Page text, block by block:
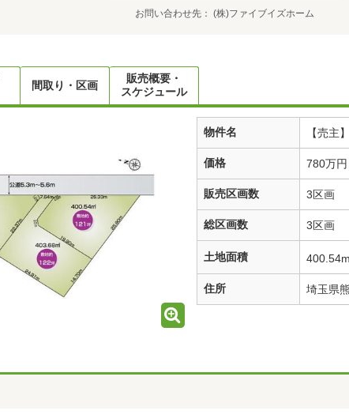
お問い合わせ先 (株)ファイブイズホーム
間取り・区画
販売概要・
スケジュール
物件名 【売主
価格 780万円
販売区画数 3区画
総区画数 3区画
土地面積 400.54m
住所 埼玉県